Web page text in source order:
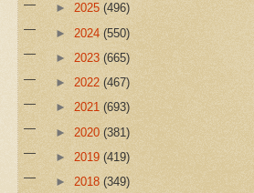
► 2025 (496)
► 2024 (550)
► 2023 (665)
► 2022 (467)
► 2021 (693)
► 2020 (381)
► 2019 (419)
► 2018 (349)